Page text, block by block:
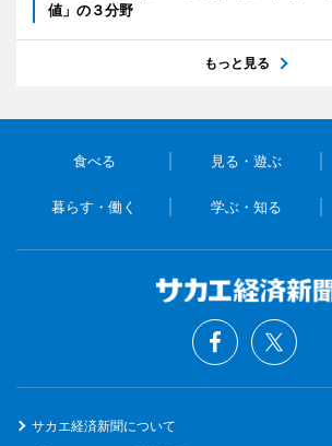
値」の３分野
もっと見る
食べる 見る・遊ぶ
暮らす・働く 学ぶ・知る
サカエ経済新聞について